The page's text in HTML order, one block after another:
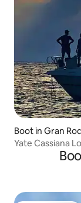
Boot in Gran